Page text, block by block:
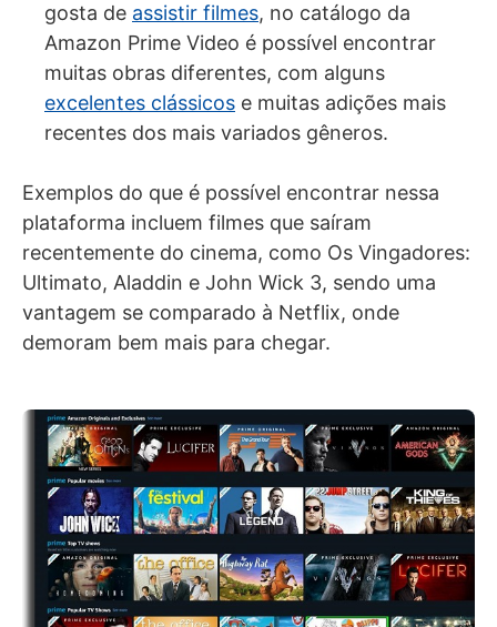
gosta de assistir filmes, no catálogo da
Amazon Prime Video é possível encontrar
muitas obras diferentes, com alguns
excelentes clássicos e muitas adições mais
recentes dos mais variados gêneros.
Exemplos do que é possível encontrar nessa
plataforma incluem filmes que saíram
recentemente do cinema, como Os Vingadores:
Ultimato, Aladdin e John Wick 3, sendo uma
vantagem se comparado à Netflix, onde
demoram bem mais para chegar.